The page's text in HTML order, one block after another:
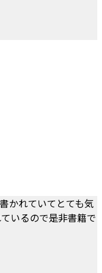
かれていてとても気
いるので是非書籍で